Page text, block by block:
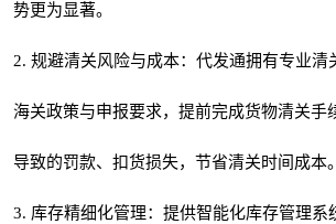
势更为显著。
2. 规避清关风险与成本：代发通拥有专业清
海关政策与申报要求，提前完成货物清关手
导致的罚款、扣货损失，节省清关时间成本。
3. 库存精细化管理：提供智能化库存管理系